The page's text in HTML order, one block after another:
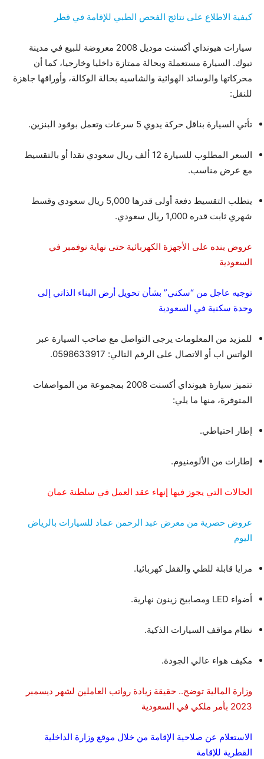
كيفية الاطلاع على نتائج الفحص الطبي للإقامة في قطر
سيارات هيونداي أكسنت موديل 2008 معروضة للبيع في مدينة
تبوك. السيارة مستعملة وبحالة ممتازة داخليا وخارجيا، كما أن
محركاتها والوسائد الهوائية والشاسيه بحالة الوكالة، وأوراقها جاهزة
للنقل:
تأتي السيارة بناقل حركة يدوي 5 سرعات وتعمل بوقود البنزين.
السعر المطلوب للسيارة 12 ألف ريال سعودي نقدا أو بالتقسيط
مع عرض مناسب.
يتطلب التقسيط دفعة أولى قدرها 5,000 ريال سعودي وقسط
شهري ثابت قدره 1,000 ريال سعودي.
عروض بنده على الأجهزة الكهربائية حتى نهاية نوفمبر في
السعودية
توجيه عاجل من “سكني” بشأن تحويل أرض البناء الذاتي إلى
وحدة سكنية في السعودية
للمزيد من المعلومات يرجى التواصل مع صاحب السيارة عبر
الواتس اب أو الاتصال على الرقم التالي: 0598633917.
تتميز سيارة هيونداي أكسنت 2008 بمجموعة من المواصفات
المتوفرة، منها ما يلي:
إطار احتياطي.
إطارات من الألومنيوم.
الحالات التي يجوز فيها إنهاء عقد العمل في سلطنة عمان
عروض حصرية من معرض عبد الرحمن عماد للسيارات بالرياض
اليوم
مرايا قابلة للطي والقفل كهربائيا.
أضواء LED ومصابيح زينون نهارية.
نظام مواقف السيارات الذكية.
مكيف هواء عالي الجودة.
وزارة المالية توضح.. حقيقة زيادة رواتب العاملين لشهر ديسمبر
2023 بأمر ملكي في السعودية
الاستعلام عن صلاحية الإقامة من خلال موقع وزارة الداخلية
القطرية للإقامة